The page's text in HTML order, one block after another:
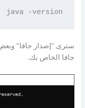
java -version
سترى “إصدار جافا” وبعض
جافا الخاص بك.